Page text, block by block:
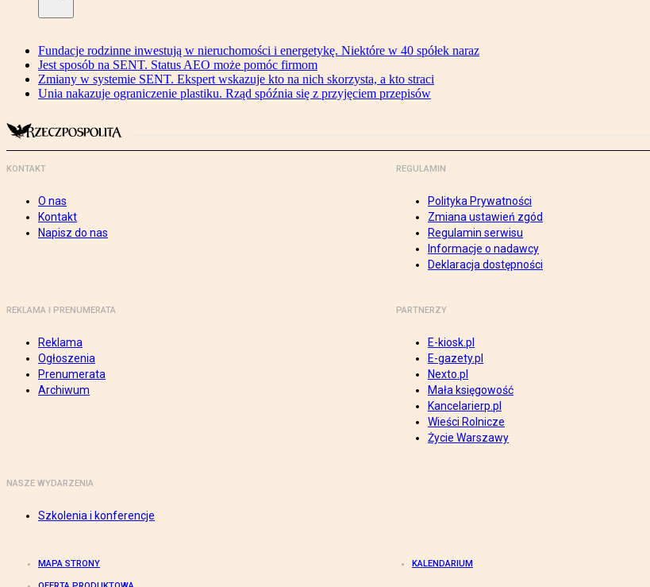
Fundacje rodzinne inwestują w nieruchomości i energetykę. Niektóre w 40 spółek naraz
Jest sposób na SENT. Status AEO może pomóc firmom
Zmiany w systemie SENT. Ekspert wskazuje kto na nich skorzysta, a kto straci
Unia nakazuje ograniczenie plastiku. Rząd spóźnia się z przyjęciem przepisów
KONTAKT
O nas
Kontakt
Napisz do nas
REGULAMIN
Polityka Prywatności
Zmiana ustawień zgód
Regulamin serwisu
Informacje o nadawcy
Deklaracja dostępności
REKLAMA I PRENUMERATA
Reklama
Ogłoszenia
Prenumerata
Archiwum
PARTNERZY
E-kiosk.pl
E-gazety.pl
Nexto.pl
Mała księgowość
Kancelarierp.pl
Wieści Rolnicze
Życie Warszawy
NASZE WYDARZENIA
Szkolenia i konferencje
MAPA STRONY KALENDARIUM